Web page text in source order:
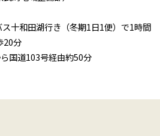
ス十和田湖行き（冬期1日1便）で1時間
20分
国道103号経由約50分